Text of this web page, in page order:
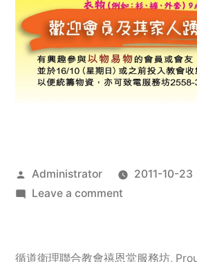
Posted
by
Administrator 2011-10-23
Leave a commenton
服
循道衛理聯合教會禧恩堂服務坊,